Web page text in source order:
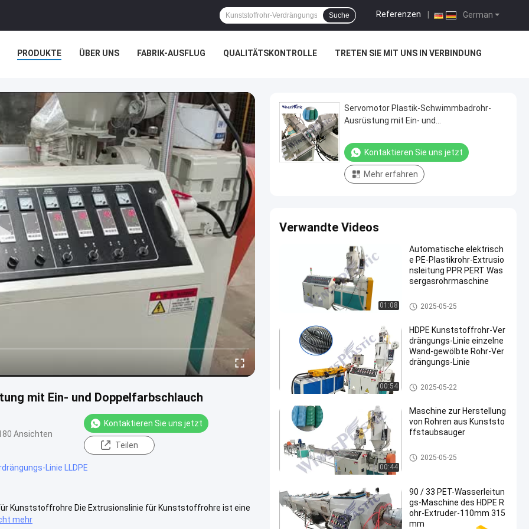
German
Referenzen
Suche
PRODUKTE ÜBER UNS FABRIK-AUSFLUG QUALITÄTSKONTROLLE TRETEN SIE MIT UNS IN VERBINDUNG
mit Ein- und Doppelfarbschlauch
Ansichten
Kontaktieren Sie uns jetzt
Teilen
Linie LLDPE
Kunststoffrohre Die Extrusionslinie für Kunststoffrohre ist eine
mehr
Servomotor Plastik-Schwimmbadrohr-
Ausrüstung mit Ein- und
Kontaktieren Sie uns jetzt
Mehr erfahren
Verwandte Videos
01:08
Automatische elektrisch
e PE-Plastikrohr-Extrusio
nsleitung PPR PERT Was
sergasrohrmaschine
Kunststoffrohr-Verdrängungs-
Linie
2025-05-25
00:54
HDPE Kunststoffrohr-Ver
drängungs-Linie einzelne
Wand-gewölbte Rohr-Ver
drängungs-Linie
Kunststoffrohr-Verdrängungs-
Linie
2025-05-22
00:44
Maschine zur Herstellung
von Rohren aus Kunststo
ffstaubsauger
Kunststoffrohr-Verdrängungs-
Linie
2025-05-25
90 / 33 PET-Wasserleitun
gs-Maschine des HDPE R
ohr-Extruder-110mm 315
mm